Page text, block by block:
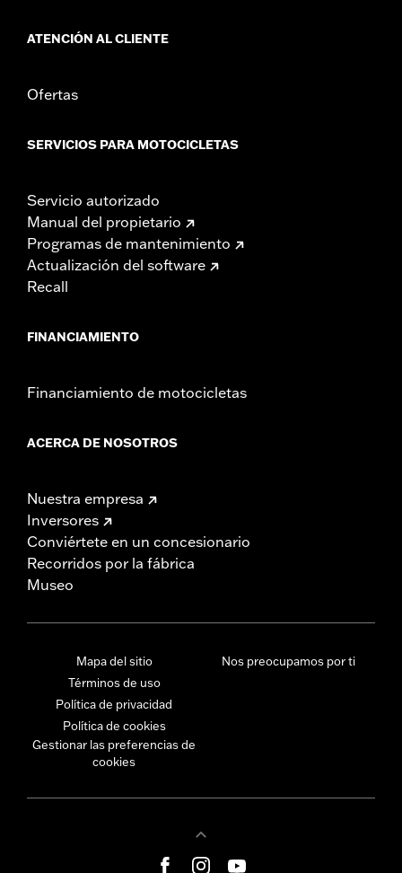
ATENCIÓN AL CLIENTE
Ofertas
SERVICIOS PARA MOTOCICLETAS
Servicio autorizado
Manual del propietario
Programas de mantenimiento
Actualización del software
Recall
FINANCIAMIENTO
Financiamiento de motocicletas
ACERCA DE NOSOTROS
Nuestra empresa
Inversores
Conviértete en un concesionario
Recorridos por la fábrica
Museo
Mapa del sitio
Términos de uso
Política de privacidad
Política de cookies
Gestionar las preferencias de
cookies
Nos preocupamos por ti